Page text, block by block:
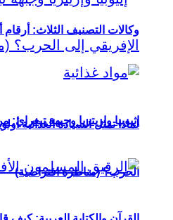
إثيوبيا وإريتريا وجبهة
الحرب؟ (مناظرة افتراضية)
وكالات التصنيف الثلاث:
لماذا تمثل السيادة الغذائية